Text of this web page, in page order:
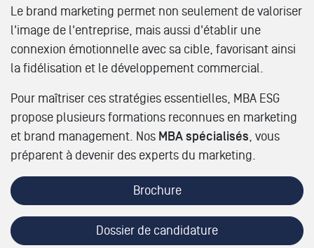
Le brand marketing permet non seulement de valoriser
l'image de l'entreprise, mais aussi d'établir une
connexion émotionnelle avec sa cible, favorisant ainsi
la fidélisation et le développement commercial.
Pour maîtriser ces stratégies essentielles, MBA ESG
propose plusieurs formations reconnues en marketing
et brand management. Nos MBA spécialisés, vous
préparent à devenir des experts du marketing.
Brochure
Dossier de candidature